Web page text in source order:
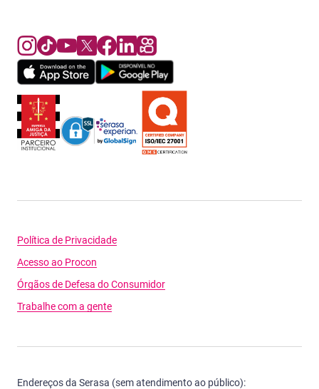
Política de Privacidade
Acesso ao Procon
Órgãos de Defesa do Consumidor
Trabalhe com a gente
Endereços da Serasa (sem atendimento ao público):